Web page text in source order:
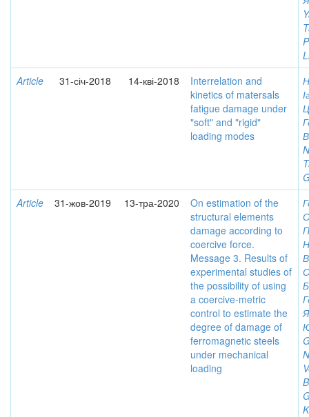
Article
31-січ-2018 14-кві-2018
Interrelation and
kinetics of matersals
fatigue damage under
"soft" and "rigid"
loading modes
Article
31-жов-2019 13-тра-2020
On estimation of the
structural elements
damage according to
coercive force.
Message 3. Results of
experimental studies of
the possibility of using
a coercive-metric
control to estimate the
degree of damage of
ferromagnetic steels
under mechanical
loading